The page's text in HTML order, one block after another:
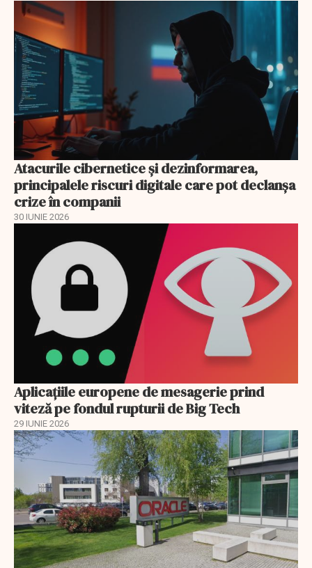
Atacurile cibernetice şi dezinformarea,
principalele riscuri digitale care pot declanşa
crize în companii
30 IUNIE 2026
Aplicațiile europene de mesagerie prind
viteză pe fondul rupturii de Big Tech
29 IUNIE 2026